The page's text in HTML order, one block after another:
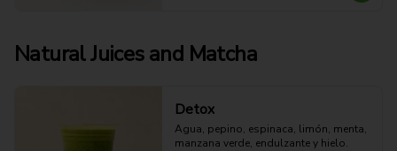
Natural Juices and Matcha
Detox
Agua, pepino, espinaca, limón, menta,
manzana verde, endulzante y hielo.